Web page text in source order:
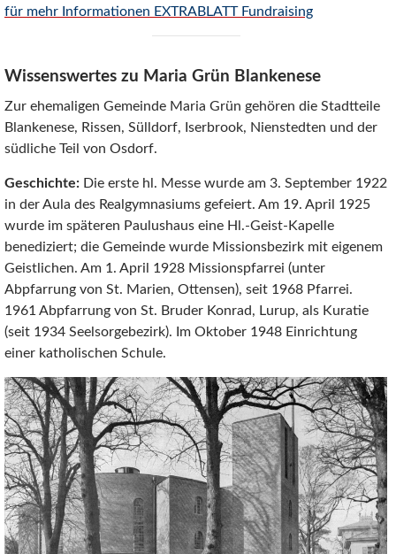
für mehr Informationen EXTRABLATT Fundraising
Wissenswertes zu Maria Grün Blankenese
Zur ehemaligen Gemeinde Maria Grün gehören die Stadtteile
Blankenese, Rissen, Sülldorf, Iserbrook, Nienstedten und der
südliche Teil von Osdorf.
Geschichte: Die erste hl. Messe wurde am 3. September 1922
in der Aula des Realgymnasiums gefeiert. Am 19. April 1925
wurde im späteren Paulushaus eine Hl.-Geist-Kapelle
benediziert; die Gemeinde wurde Missionsbezirk mit eigenem
Geistlichen. Am 1. April 1928 Missionspfarrei (unter
Abpfarrung von St. Marien, Ottensen), seit 1968 Pfarrei.
1961 Abpfarrung von St. Bruder Konrad, Lurup, als Kuratie
(seit 1934 Seelsorgebezirk). Im Oktober 1948 Einrichtung
einer katholischen Schule.